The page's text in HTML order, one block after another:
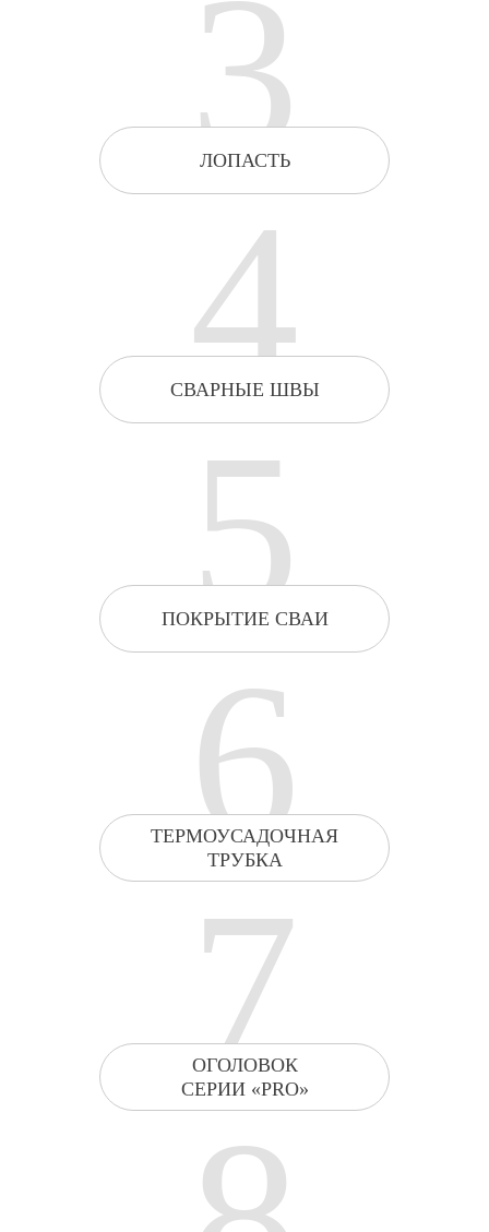
3
ЛОПАСТЬ
4
СВАРНЫЕ ШВЫ
5
ПОКРЫТИЕ СВАИ
6
ТЕРМОУСАДОЧНАЯ
ТРУБКА
7
ОГОЛОВОК
СЕРИИ «PRO»